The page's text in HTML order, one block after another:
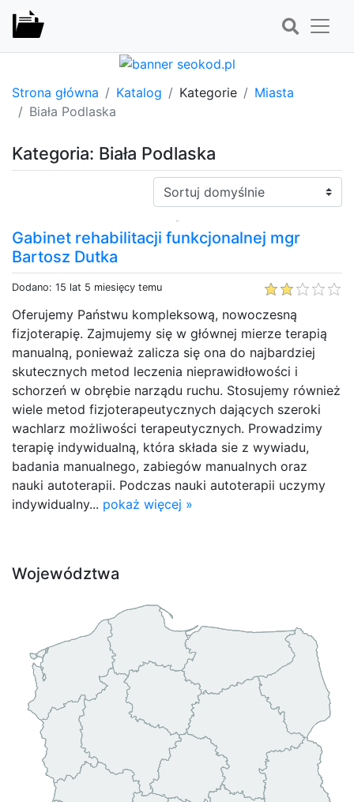
Strona główna Katalog Kategorie
Miasta
Biała Podlaska
Kategoria: Biała Podlaska
Sortuj:
Gabinet rehabilitacji funkcjonalnej mgr
Bartosz Dutka
Dodano: 15 lat 5 miesięcy temu
Oferujemy Państwu kompleksową, nowoczesną
fizjoterapię. Zajmujemy się w głównej mierze terapią
manualną, ponieważ zalicza się ona do najbardziej
skutecznych metod leczenia nieprawidłowości i
schorzeń w obrębie narządu ruchu. Stosujemy również
wiele metod fizjoterapeutycznych dających szeroki
wachlarz możliwości terapeutycznych. Prowadzimy
terapię indywidualną, która składa sie z wywiadu,
badania manualnego, zabiegów manualnych oraz
nauki autoterapii. Podczas nauki autoterapii uczymy
indywidualny... pokaż więcej »
Województwa